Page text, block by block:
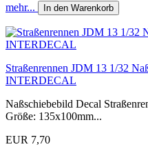
mehr... In den Warenkorb
Straßenrennen JDM 13 1/32
INTERDECAL
Naßschiebebild Decal
Größe: 135x100mm...
EUR 7,70